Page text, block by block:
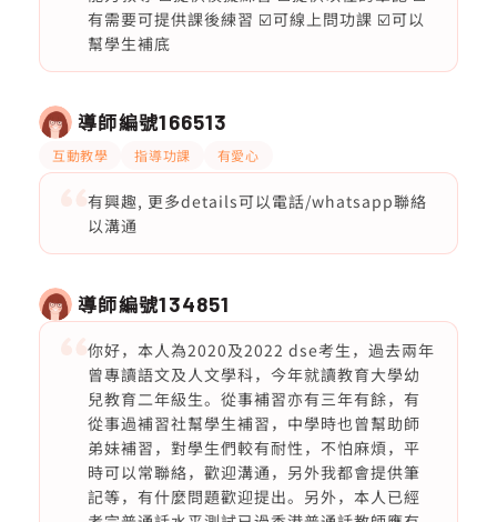
有需要可提供課後練習 ☑️可線上問功課 ☑️可以
幫學生補底
導師編號166513
互動教學 指導功課 有愛心
有興趣, 更多details可以電話/whatsapp聯絡
以溝通
導師編號134851
你好，本人為2020及2022 dse考生，過去兩年
曾專讀語文及人文學科，今年就讀教育大學幼
兒教育二年級生。從事補習亦有三年有餘，有
從事過補習社幫學生補習，中學時也曾幫助師
弟妹補習，對學生們較有耐性，不怕麻煩，平
時可以常聯絡，歡迎溝通，另外我都會提供筆
記等，有什麼問題歡迎提出。另外，本人已經